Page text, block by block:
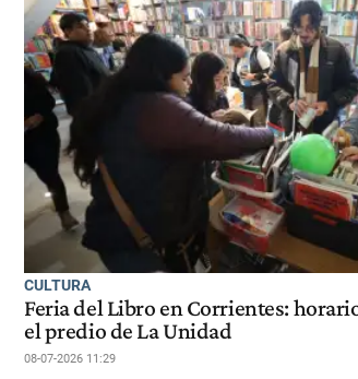
CULTURA
Feria del Libro en Corrientes:
el predio de La Unidad
08-07-2026 11:29